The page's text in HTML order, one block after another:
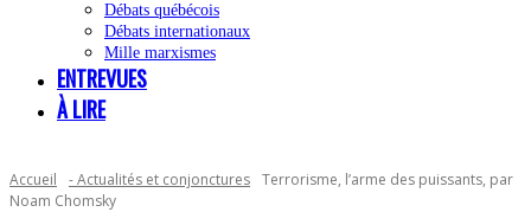
Débats québécois
Débats internationaux
Mille marxismes
ENTREVUES
À LIRE
Accueil - Actualités et conjonctures Terrorisme, l’arme des puissants, par
Noam Chomsky